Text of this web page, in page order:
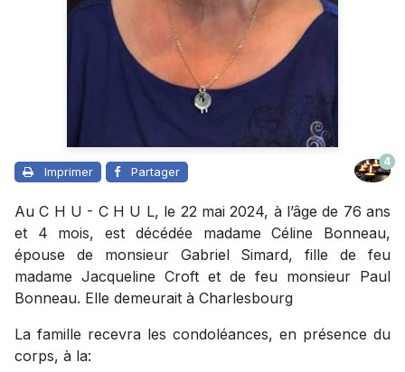
Imprimer Partager
4
Au C H U - C H U L, le 22 mai 2024, à l’âge de 76 ans
et 4 mois, est décédée madame Céline Bonneau,
épouse de monsieur Gabriel Simard, fille de feu
madame Jacqueline Croft et de feu monsieur Paul
Bonneau. Elle demeurait à Charlesbourg
La famille recevra les condoléances, en présence du
corps, à la: